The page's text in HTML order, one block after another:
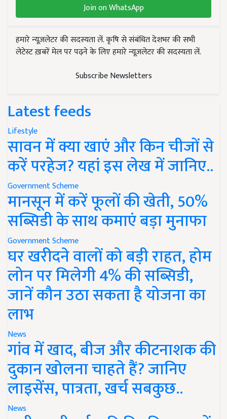
Join on WhatsApp
हमारे न्यूज़लेटर की सदस्यता लें. कृषि से संबंधित देशभर की सभी
लेटेस्ट ख़बरें मेल पर पढ़ने के लिए हमारे न्यूज़लेटर की सदस्यता लें.
Subscribe Newsletters
Latest feeds
Lifestyle
सावन में क्या खाएं और किन चीजों से
करें परहेज? यहां इस लेख में जानिए..
Government Scheme
मानसून में करें फूलों की खेती, 50%
सब्सिडी के साथ कमाएं बड़ा मुनाफा
Government Scheme
घर खरीदने वालों को बड़ी राहत, होम
लोन पर मिलेगी 4% की सब्सिडी,
जानें कौन उठा सकता है योजना का
लाभ
News
गांव में खाद, बीज और कीटनाशक की
दुकान खोलना चाहते हैं? जानिए
लाइसेंस, पात्रता, खर्च सबकुछ..
News